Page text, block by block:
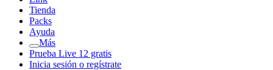
Tienda
Packs
Ayuda
Más
Prueba Live 12 gratis
Inicia sesión o regístrate